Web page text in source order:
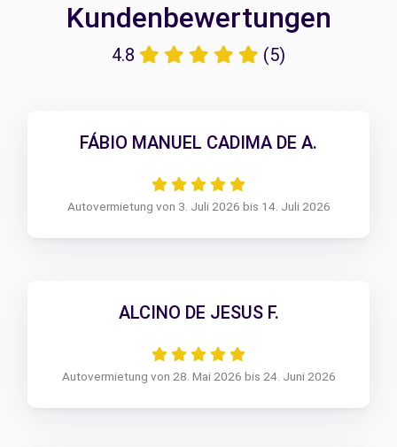
Kundenbewertungen
4.8 (5)
FÁBIO MANUEL CADIMA DE A.
Autovermietung von 3. Juli 2026 bis 14. Juli 2026
ALCINO DE JESUS F.
Autovermietung von 28. Mai 2026 bis 24. Juni 2026